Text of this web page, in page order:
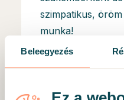
Beleegyezés
szimpatikus,
munka!
A vélemény
végzett hosszú
között az